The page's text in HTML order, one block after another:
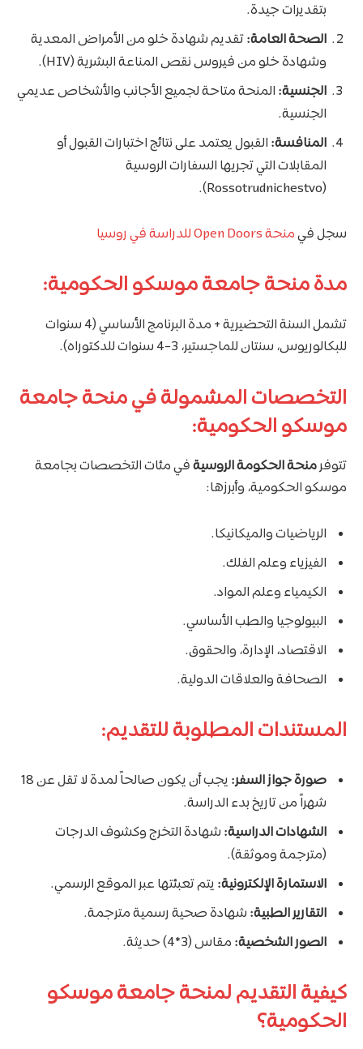
بتقديرات جيدة.
الصحة العامة:تقديم شهادة خلو من الأمراض المعدية
وشهادة خلو من فيروس نقص المناعة البشرية (HIV).
الجنسية: المنحة متاحة لجميع الأجانب والأشخاص عديمي
الجنسية.
المنافسة: القبول يعتمد على نتائج اختبارات القبول أو
المقابلات التي تجريها السفارات الروسية
(Rossotrudnichestvo).
سجل فيمنحة Open Doors للدراسة في روسيا
مدة منحة جامعة موسكو الحكومية:
تشمل السنة التحضيرية + مدة البرنامج الأساسي (4 سنوات
للبكالوريوس، سنتان للماجستير، 3-4 سنوات للدكتوراه).
التخصصات المشمولة في منحة جامعة
موسكو الحكومية:
تتوفرمنحة الحكومة الروسيةفي مئات التخصصات بجامعة
موسكو الحكومية، وأبرزها:
الرياضيات والميكانيكا.
الفيزياء وعلم الفلك.
الكيمياء وعلم المواد.
البيولوجيا والطب الأساسي.
الاقتصاد، الإدارة، والحقوق.
الصحافة والعلاقات الدولية.
المستندات المطلوبة للتقديم:
صورة جواز السفر:
يجب أن يكون صالحاً لمدة لا تقل عن 18
شهراً من تاريخ بدء الدراسة.
الشهادات الدراسية: شهادة التخرج وكشوف الدرجات
(مترجمة وموثقة).
الاستمارة الإلكترونية: يتم تعبئتها عبر الموقع الرسمي.
التقارير الطبية: شهادة صحية رسمية مترجمة.
الصور الشخصية: مقاس (3*4) حديثة.
كيفية التقديم لمنحة جامعة موسكو
الحكومية؟